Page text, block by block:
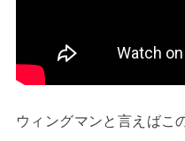
ウィングマンと言えばこ